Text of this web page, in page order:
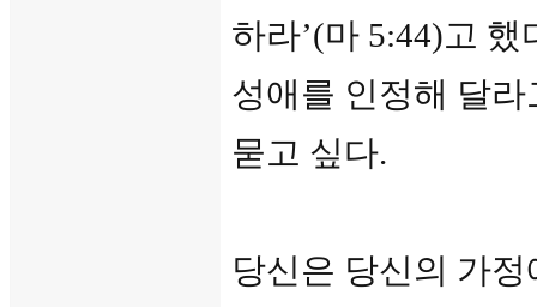
하라’(마 5:44)고 했
성애를 인정해 달
묻고 싶다.
당신은 당신의 가